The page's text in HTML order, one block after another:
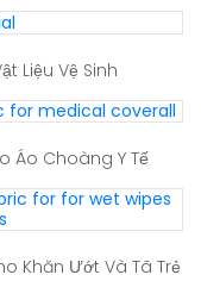
Liệu Vệ Sinh
Áo Choàng Y Tế
Khăn Ướt Và Tã Trẻ